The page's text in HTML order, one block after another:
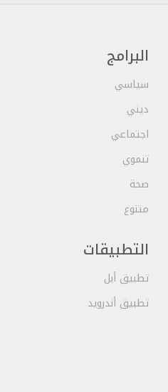
البرامج
سياسي
ديني
اجتماعي
تنموي
صحة
متنوع
التطبيقات
تطبيق أبل
تطبيق أندرويد